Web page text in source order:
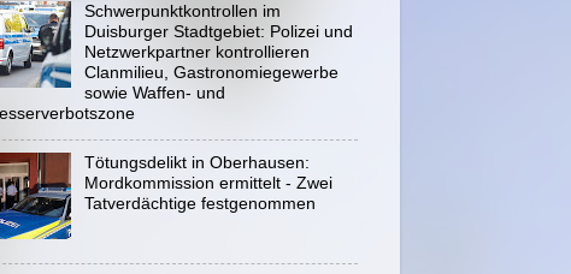
Schwerpunktkontrollen im
Duisburger Stadtgebiet: Polizei und
Netzwerkpartner kontrollieren
Clanmilieu, Gastronomiegewerbe
sowie Waffen- und
Tötungsdelikt in Oberhausen:
Mordkommission ermittelt - Zwei
Tatverdächtige festgenommen